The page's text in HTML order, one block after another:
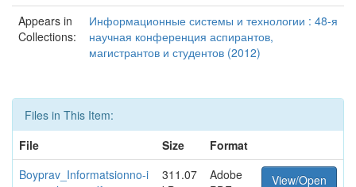
Appears in
Collections:
Информационные системы и технологии : 48-я
научная конференция аспирантов,
магистрантов и студентов (2012)
Files in This Item:
File
Size
Format
Boyprav_Informatsionno-i
311.07
Adobe
View/Open